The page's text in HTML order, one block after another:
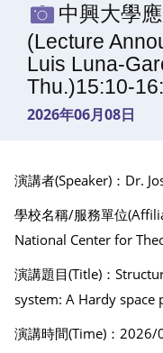
中興大學
(Lecture
Luis Luna-
Thu.)15:10-
2026年06月08日
演講者(Speaker)：Dr.
學校名稱/服務單位
National Center for
演講題目(Title)：
system: A Hardy space
演講時間(Time)：